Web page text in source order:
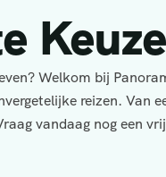
Welkom bij
reizen. Van
vandaag nog een